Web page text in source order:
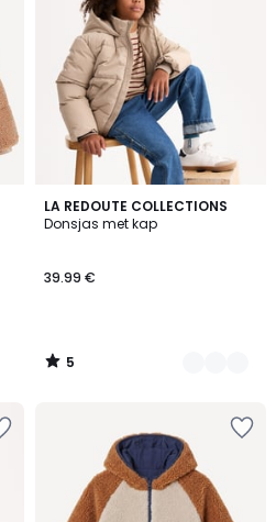
LA REDOUTE COLLECTIONS
Donsjas met kap
39.99 €
5
/
2
Kleuren
5
/